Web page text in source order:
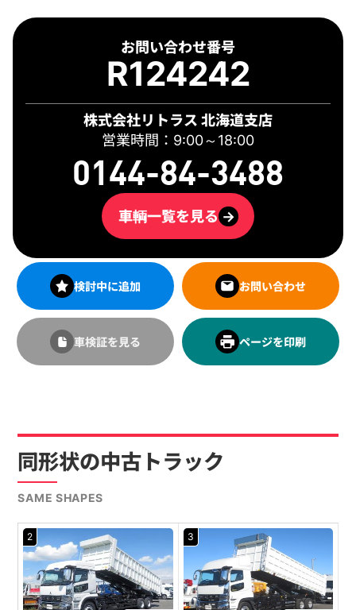
お問い合わせ番号
R124242
株式会社リトラス 北海道支店
営業時間：9:00～18:00
0144-84-3488
車輌一覧を見る →
検討中に追加 お問い合わせ
車検証を見る ページを印刷
同形状の中古トラック
SAME SHAPES
2 3